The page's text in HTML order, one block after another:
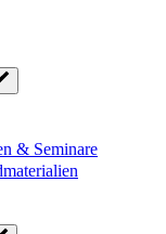
& Seminare